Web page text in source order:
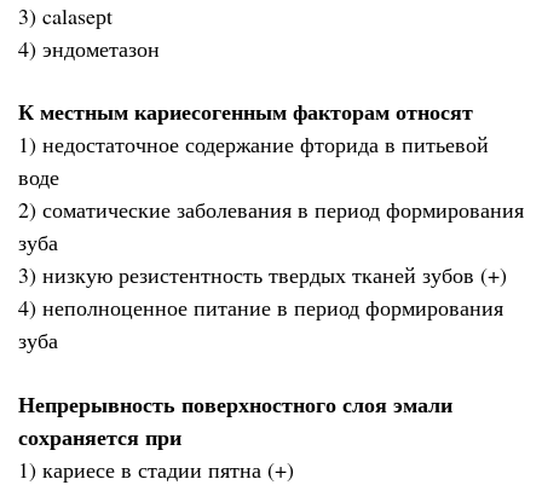
3) calaseрt
4) эндометазон
К местным кариесогенным факторам относят
1) недостаточное содержание фторида в питьевой
воде
2) соматические заболевания в период формирования
зуба
3) низкую резистентность твердых тканей зубов (+)
4) неполноценное питание в период формирования
зуба
Непрерывность поверхностного слоя эмали
сохраняется при
1) кариесе в стадии пятна (+)